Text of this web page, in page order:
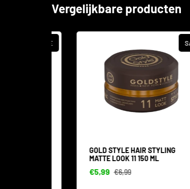
Vergelijkbare producten
GOLD STYLE HAIR STYLING
MATTE LOOK 11 150 ML
€6,99